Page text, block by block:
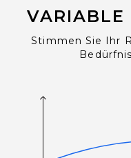
VARIABLE
Stimmen Sie Ihr